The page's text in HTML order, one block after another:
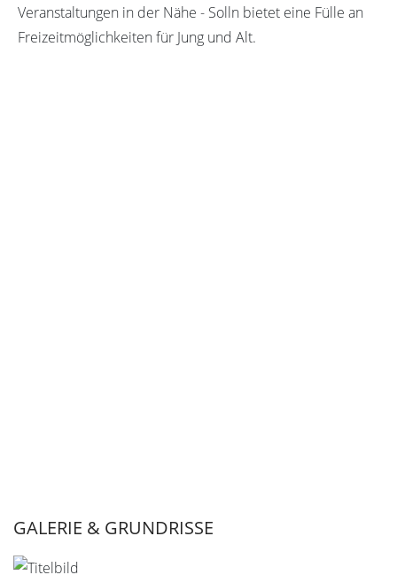
Veranstaltungen in der Nähe - Solln bietet eine Fülle an
Freizeitmöglichkeiten für Jung und Alt.
GALERIE & GRUNDRISSE